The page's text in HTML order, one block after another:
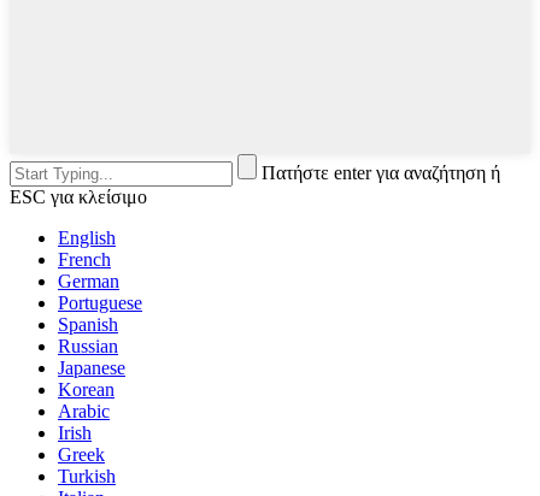
Πατήστε enter για αναζήτηση ή
ESC για κλείσιμο
English
French
German
Portuguese
Spanish
Russian
Japanese
Korean
Arabic
Irish
Greek
Turkish